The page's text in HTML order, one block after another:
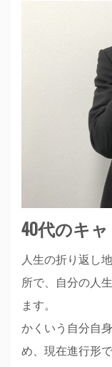
40代のキ
人生の折り返し
所で、自分の人
ます。
かくいう自分自
め、現在進行形